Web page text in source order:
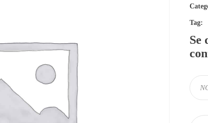
Tag:
Se